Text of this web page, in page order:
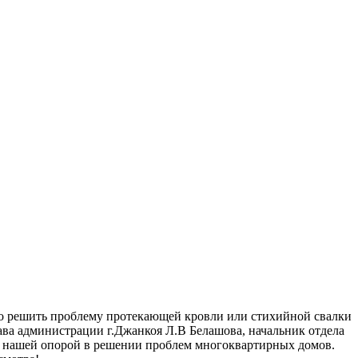
решить проблему протекающей кровли или стихийной свалки
администрации г.Джанкоя Л.В Белашова, начальник отдела
нашей опорой в решении проблем многоквартирных домов.